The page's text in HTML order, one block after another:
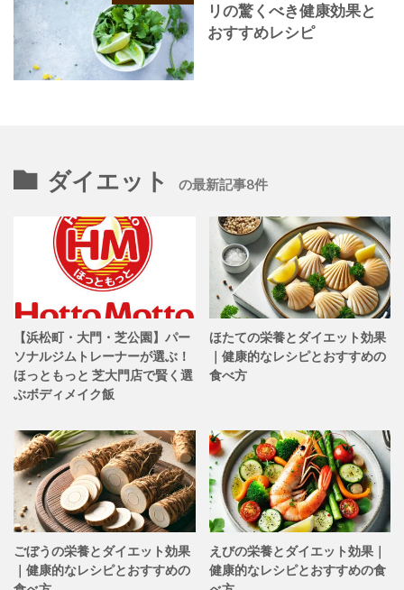
リの驚くべき健康効果と
おすすめレシピ
ダイエット の最新記事8件
【浜松町・大門・芝公園】パー
ソナルジムトレーナーが選ぶ！
ほっともっと 芝大門店で賢く選
ぶボディメイク飯
ほたての栄養とダイエット効果
｜健康的なレシピとおすすめの
食べ方
ごぼうの栄養とダイエット効果
｜健康的なレシピとおすすめの
えびの栄養とダイエット効果｜
健康的なレシピとおすすめの食